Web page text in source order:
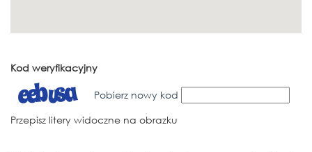
Kod weryfikacyjny
Pobierz nowy kod
Przepisz litery widoczne na obrazku